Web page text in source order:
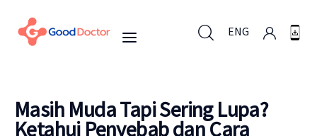
ENG
Masih Muda Tapi Sering Lupa?
Ketahui Penyebab dan Cara